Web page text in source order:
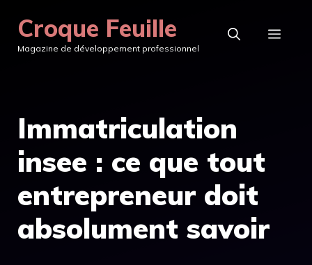
contenu
Croque Feuille
Magazine de développement professionnel
Immatriculation
insee : ce que tout
entrepreneur doit
absolument savoir